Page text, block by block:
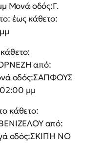
Μονά οδός:Γ.
έως κάθετο:
από:
οδός:ΣΑΠΦΟΥΣ
μμ
κάθετο:
από:
οδός:ΣΚΙΠΗ ΝΟ